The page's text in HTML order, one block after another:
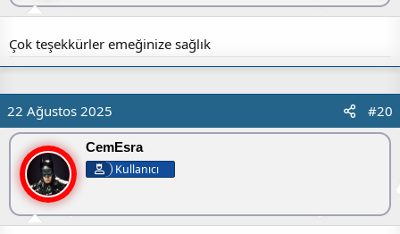
Çok teşekkürler emeğinize sağlık
22 Ağustos 2025 #20
CemEsra
Kullanıcı